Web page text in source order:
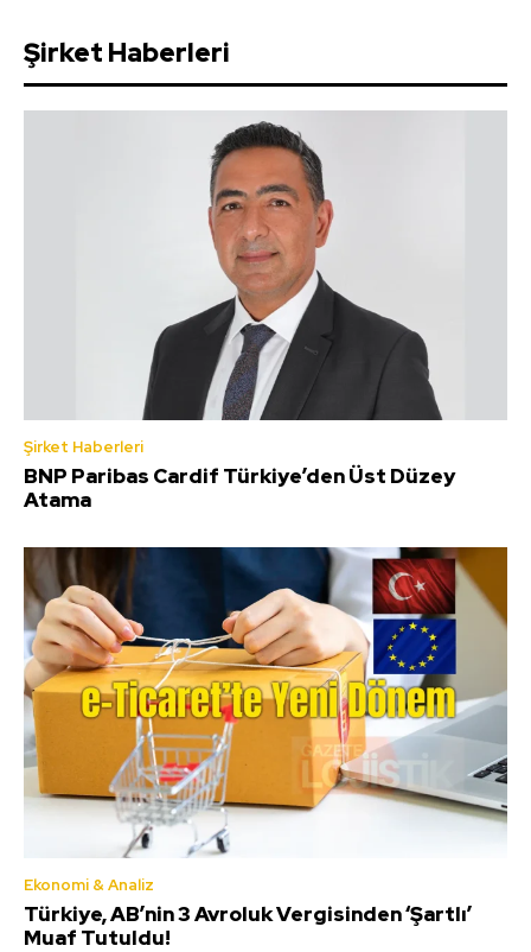
Şirket Haberleri
Şirket Haberleri
BNP Paribas Cardif Türkiye’den Üst Düzey
Atama
Ekonomi & Analiz
Türkiye, AB’nin 3 Avroluk Vergisinden ‘Şartlı’
Muaf Tutuldu!